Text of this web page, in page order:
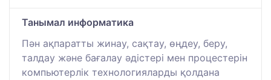
Танымал информатика
Пән ақпаратты жинау, сақтау, өңдеу, беру,
талдау және бағалау әдістері мен процестерін
компьютерлік технологияларды қолдана